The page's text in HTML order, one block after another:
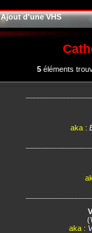
Ajout d'une VHS
5éléments
aka :
(
aka :